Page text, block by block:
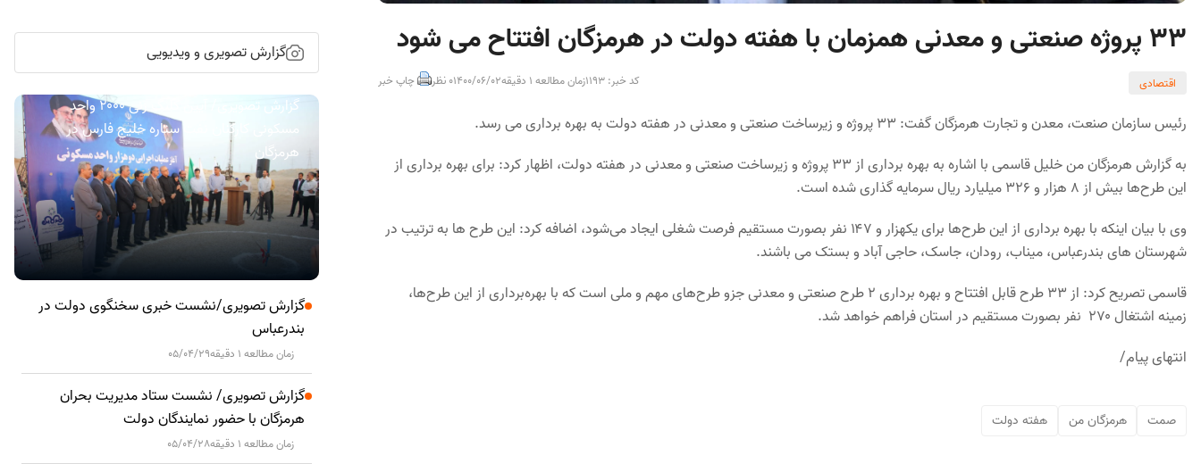
۳۳ پروژه صنعتی و معدنی همزمان با هفته دولت در هرمزگان افتتاح می شود
اقتصادی کد خبر: 1193 زمان مطالعه 1 دقیقه 1400/06/020 نظر چاپ خبر
رئیس سازمان صنعت، معدن و تجارت هرمزگان گفت: ۳۳ پروژه و زیرساخت صنعتی و معدنی در هفته دولت به بهره برداری می رسد.
به گزارش هرمزگان من خلیل قاسمی با اشاره به بهره برداری از ۳۳ پروژه و زیرساخت صنعتی و معدنی در هفته دولت، اظهار کرد: برای بهره برداری از
این طرح‌ها بیش از ۸ هزار و ۳۲۶ میلیارد ریال سرمایه گذاری شده است.
وی با بیان اینکه با بهره برداری از این طرح‌ها برای یکهزار و ۱۴۷ نفر بصورت مستقیم فرصت شغلی ایجاد می‌شود، اضافه کرد: این طرح ها به ترتیب در
شهرستان های بندرعباس، میناب، رودان، جاسک، حاجی آباد و بستک می باشند.
قاسمی تصریح کرد: از ۳۳ طرح قابل افتتاح و بهره برداری ۲ طرح صنعتی و معدنی جزو طرح‌های مهم و ملی است که با بهره‌برداری از این طرح‌ها،
زمینه اشتغال ۲۷۰ نفر بصورت مستقیم در استان فراهم خواهد شد.
انتهای پیام/
صمت هرمزگان من هفته دولت
گزارش تصویری و ویدیویی
گزارش تصویری/ آیین کلنگ زنی ۲۰۰۰ واحد
مسکونی کارکنان نفت ستاره خلیج فارس در
هرمزگان
گزارش تصویری/نشست خبری سخنگوی دولت در
بندرعباس
زمان مطالعه 1 دقیقه 05/04/29
گزارش تصویری/ نشست ستاد مدیریت بحران
هرمزگان با حضور نمایندگان دولت
زمان مطالعه 1 دقیقه 05/04/28